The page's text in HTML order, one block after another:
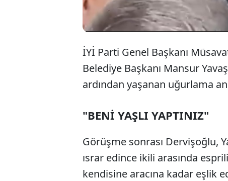
İYİ Parti Genel Başkanı
Belediye Başkanı Mansur
ardından yaşanan uğurlama
"BENİ YAŞLI YAPTINIZ"
Görüşme sonrası Dervişoğlu,
ısrar edince ikili arasında
kendisine aracına kadar eşlik